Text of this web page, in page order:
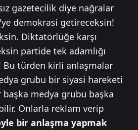
gazetecilik diye nağralar
demokrasi getireceksin!
Diktatörlüğe karşı
partide tek adamlığı
Bu türden kirli anlaşmalar
grubu bir siyasi hareketi
medya grubu başka
Onlarla reklam verip
bir anlaşma yapmak